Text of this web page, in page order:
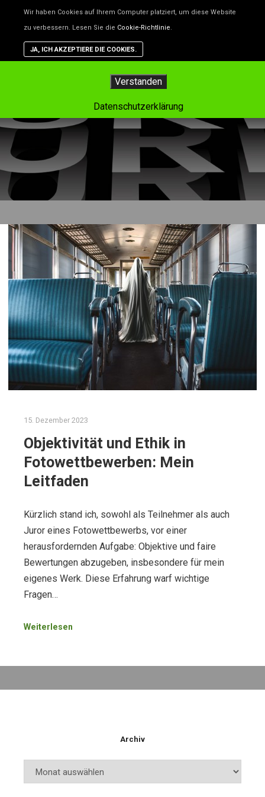
Tag-Archiv:ghost
15. Dezember 2023
Objektivität und Ethik in
Fotowettbewerben: Mein
Leitfaden
Kürzlich stand ich, sowohl als Teilnehmer als auch
Juror eines Fotowettbewerbs, vor einer
herausfordernden Aufgabe: Objektive und faire
Bewertungen abzugeben, insbesondere für mein
eigenes Werk. Diese Erfahrung warf wichtige
Fragen…
Weiterlesen
Archiv
Archiv
Wir haben Cookies auf Ihrem Computer platziert, um diese Website
zu verbessern. Lesen Sie die Cookie-Richtlinie.
JA, ICH AKZEPTIERE DIE COOKIES.
Unsere Website benutzt Cookies – das sind kleine Dateien,
helfen, die Website besser zu machen. Wenn du nicht willst,
Browser einstellen. Aber dann funktioniert vielleicht nicht
auf der Website so, wie es soll.
Verstanden
Datenschutzerklärung